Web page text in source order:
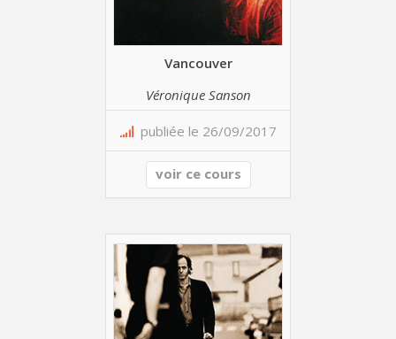
Vancouver
Véronique Sanson
publiée le 26/09/2017
voir ce cours